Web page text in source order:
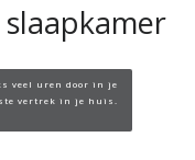
veel uren door in je
vertrek in je huis.